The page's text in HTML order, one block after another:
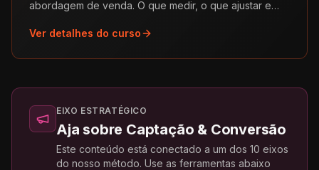
abordagem de venda. O que medir, o que ajustar e
Ver detalhes do curso
EIXO ESTRATÉGICO
Aja sobre Captação & Conversão
Este conteúdo está conectado a um dos 10 eixos
do nosso método. Use as ferramentas abaixo